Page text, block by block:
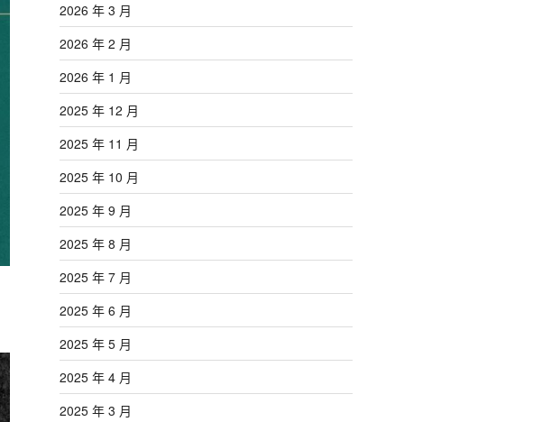
2026 年 3 月
2026 年 2 月
2026 年 1 月
2025 年 12 月
2025 年 11 月
2025 年 10 月
2025 年 9 月
2025 年 8 月
2025 年 7 月
2025 年 6 月
2025 年 5 月
2025 年 4 月
2025 年 3 月